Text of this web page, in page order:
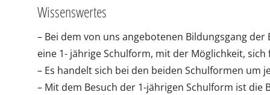
Wissenswertes
– Bei dem von uns angebotenen Bildungsgang
eine 1- jährige Schulform, mit der Möglichkeit,
– Es handelt sich bei den beiden Schulformen um
– Mit dem Besuch der 1-jährigen Schulform ist die